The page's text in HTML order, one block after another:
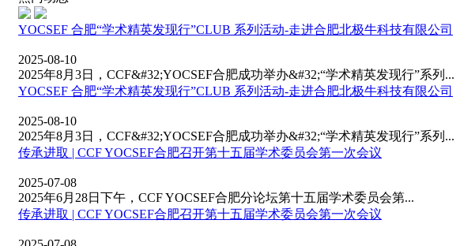
YOCSEF 合肥“学术精英发现行”CLUB 系列活动-走进合肥北极牛科技有限公司
2025-08-10
2025年8月3日，CCF&#32;YOCSEF合肥成功举办&#32;“学术精英发现行”系列...
YOCSEF 合肥“学术精英发现行”CLUB 系列活动-走进合肥北极牛科技有限公司
2025-08-10
2025年8月3日，CCF&#32;YOCSEF合肥成功举办&#32;“学术精英发现行”系列...
传承进取 | CCF YOCSEF合肥召开第十五届学术委员会第一次会议
2025-07-08
2025年6月28日下午，CCF YOCSEF合肥分论坛第十五届学术委员会第...
传承进取 | CCF YOCSEF合肥召开第十五届学术委员会第一次会议